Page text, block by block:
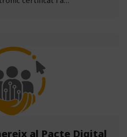
al Pacte Digital